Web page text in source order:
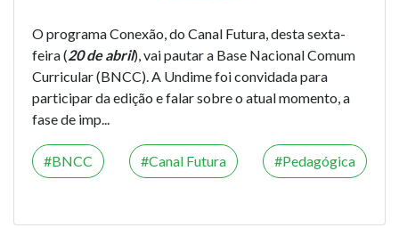
O programa Conexão, do Canal Futura, desta sexta-
feira (20 de abril), vai pautar a Base Nacional Comum
Curricular (BNCC). A Undime foi convidada para
participar da edição e falar sobre o atual momento, a
fase de imp...
BNCC Canal Futura Pedagógica